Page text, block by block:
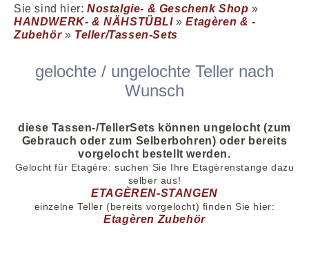
Sie sind hier: Nostalgie- & Geschenk Shop »
HANDWERK- & NÄHSTÜBLI»Etagèren & -
Zubehör» Teller/Tassen-Sets
gelochte / ungelochte Teller nach
Wunsch
diese Tassen-/TellerSets können ungelocht (zum
Gebrauch oder zum Selberbohren) oder bereits
vorgelocht bestellt werden.
Gelocht für Etagère: suchen Sie Ihre Etagèrenstange dazu
selber aus!
ETAGÈREN-STANGEN
einzelne Teller (bereits vorgelocht) finden Sie hier:
Etagèren Zubehör